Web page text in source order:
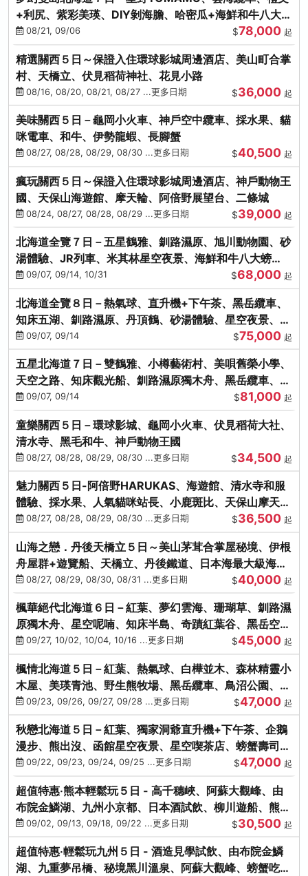
+利尻、紫彩美瑛、DIY剝海膽、哈密瓜+海鮮和牛八大螃
蟹吃到飽
08/21, 09/06 $78,000 起
精選關西５日～保證入住環球影城周邊酒店、美山町合掌
村、天橋立、伏見稻荷神社、花見小路
08/16, 08/20, 08/21, 08/27 ...更多日期 $36,000 起
美味關西５日－龜岡小火車、神戶空中纜車、採水果、貓
咪電車、和牛、伊勢龍蝦、長腳蟹
08/27, 08/28, 08/29, 08/30 ...更多日期 $40,500 起
瘋玩關西５日～保證入住環球影城周邊酒店、神戶動物王
國、天保山海遊館、摩天輪、阿倍野展望台、二條城
08/24, 08/27, 08/28, 08/29 ...更多日期 $39,000 起
北海道全覽７日－五星鶴雅、釧路濕原、旭川動物園、砂
湯體驗、JR列車、米其林星空夜景、海鮮和牛八大螃
蟹、卡哇依熊牧場
09/07, 09/14, 10/31 $68,000 起
北海道全覽８日－熱氣球、直升機+下午茶、黑岳纜車、
知床五湖、釧路濕原、丹頂鶴、砂湯體驗、星空夜景、洞
爺花火、螃蟹懷石料理
09/07, 09/14 $75,000 起
五星北海道７日－雙鶴雅、小樽藝術村、美唄舊榮小學、
天空之路、知床觀光船、釧路濕原獨木舟、黑岳纜車、流
冰硝子館DIY玻璃杯
09/07, 09/14 $81,000 起
童樂關西５日－環球影城、龜岡小火車、伏見稻荷大社、
清水寺、黑毛和牛、神戶動物王國
08/27, 08/28, 08/29, 08/30 ...更多日期 $34,500 起
魅力關西５日-阿倍野HARUKAS、海遊館、清水寺和服
體驗、採水果、人氣貓咪站長、小鹿斑比、天保山摩天
輪、水上巴士
08/27, 08/28, 08/29, 08/30 ...更多日期 $36,500 起
山海之戀．丹後天橋立５日～美山茅茸合掌屋秘境、伊根
舟屋群+遊覽船、天橋立、丹後鐵道、日本海最大級海鮮
市場08/27, 08/29, 08/30, 08/31 ...更多日期 $40,000 起
楓華絕代北海道６日－紅葉、夢幻雲海、珊瑚草、釧路濕
原獨木舟、星空呢喃、知床半島、奇蹟紅葉谷、黑岳空中
纜車、旭山動物園
09/27, 10/02, 10/04, 10/16 ...更多日期 $45,000 起
楓情北海道５日－紅葉、熱氣球、白樺並木、森林精靈小
木屋、美瑛青池、野生熊牧場、黑岳纜車、鳥沼公園、紅
葉奇蹟谷、螃蟹吃到飽
09/23, 09/26, 09/27, 09/28 ...更多日期 $47,000 起
秋戀北海道５日－紅葉、獨家洞爺直升機+下午茶、企鵝
漫步、熊出沒、函館星空夜景、星空喫茶店、螃蟹壽司、
海膽、三大螃蟹放題
09/22, 09/23, 09/24, 09/25 ...更多日期 $47,000 起
超值特惠‧熊本輕鬆玩５日 - 高千穗峽、阿蘇大觀峰、由
布院金鱗湖、九州小京都、日本酒試飲、柳川遊船、熊本
城、熊本AEON
09/02, 09/13, 09/18, 09/22 ...更多日期 $30,500 起
超值特惠‧輕鬆玩九州５日 - 酒造見學試飲、由布院金鱗
湖、九重夢吊橋、秘境黑川溫泉、阿蘇大觀峰、螃蟹吃到